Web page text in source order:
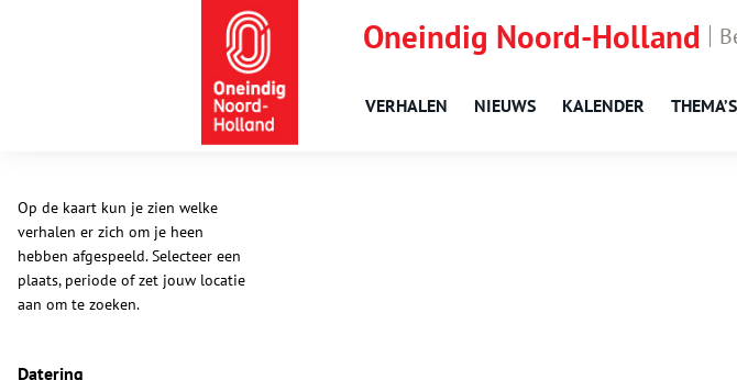
Oneindig Noord-Holland
VERHALEN NIEUWS KALENDER THEMA’S
Op de kaart kun je zien welke
verhalen er zich om je heen
hebben afgespeeld. Selecteer een
plaats, periode of zet jouw locatie
aan om te zoeken.
Datering